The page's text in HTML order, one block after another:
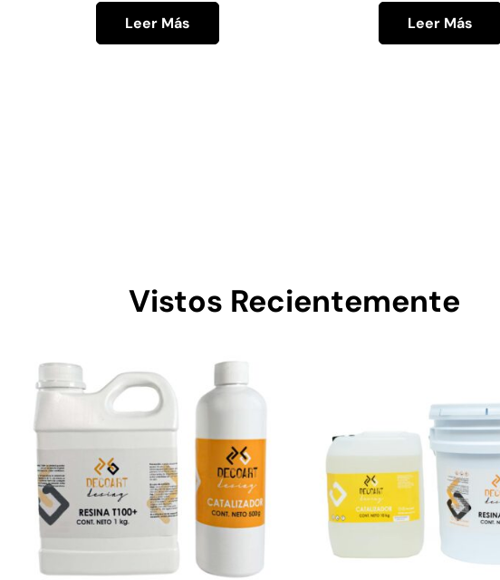
Leer Más Leer Más
Vistos Recientemente